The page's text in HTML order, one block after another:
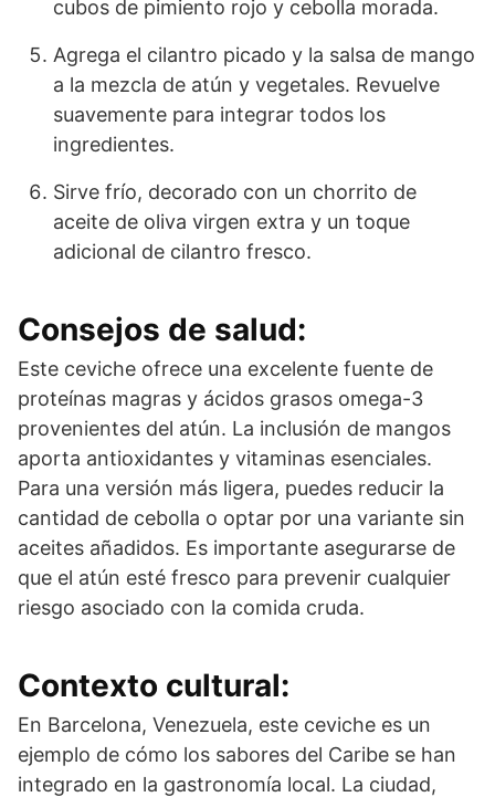
cubos de pimiento rojo y cebolla morada.
Agrega el cilantro picado y la salsa de mango
a la mezcla de atún y vegetales. Revuelve
suavemente para integrar todos los
ingredientes.
Sirve frío, decorado con un chorrito de
aceite de oliva virgen extra y un toque
adicional de cilantro fresco.
Consejos de salud:
Este ceviche ofrece una excelente fuente de
proteínas magras y ácidos grasos omega-3
provenientes del atún. La inclusión de mangos
aporta antioxidantes y vitaminas esenciales.
Para una versión más ligera, puedes reducir la
cantidad de cebolla o optar por una variante sin
aceites añadidos. Es importante asegurarse de
que el atún esté fresco para prevenir cualquier
riesgo asociado con la comida cruda.
Contexto cultural:
En Barcelona, Venezuela, este ceviche es un
ejemplo de cómo los sabores del Caribe se han
integrado en la gastronomía local. La ciudad,